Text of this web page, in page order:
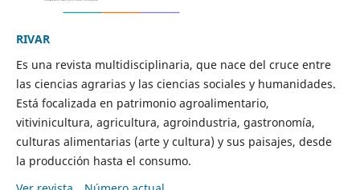
RIVAR
Es una revista multidisciplinaria, que nace del cruce entre
las ciencias agrarias y las ciencias sociales y humanidades.
Está focalizada en patrimonio agroalimentario,
vitivinicultura, agricultura, agroindustria, gastronomía,
culturas alimentarias (arte y cultura) y sus paisajes, desde
la producción hasta el consumo.